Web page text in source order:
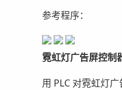
参考程序：
霓虹灯广告屏控制
用 PLC 对霓虹灯